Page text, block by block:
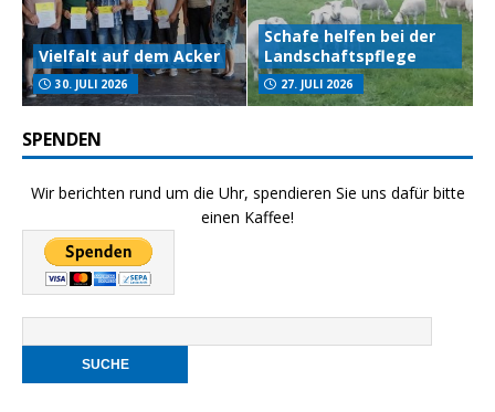
Vielfalt auf dem Acker
30. JULI 2026
Schafe helfen bei der
Landschaftspflege
27. JULI 2026
SPENDEN
Wir berichten rund um die Uhr, spendieren Sie uns dafür bitte
einen Kaffee!